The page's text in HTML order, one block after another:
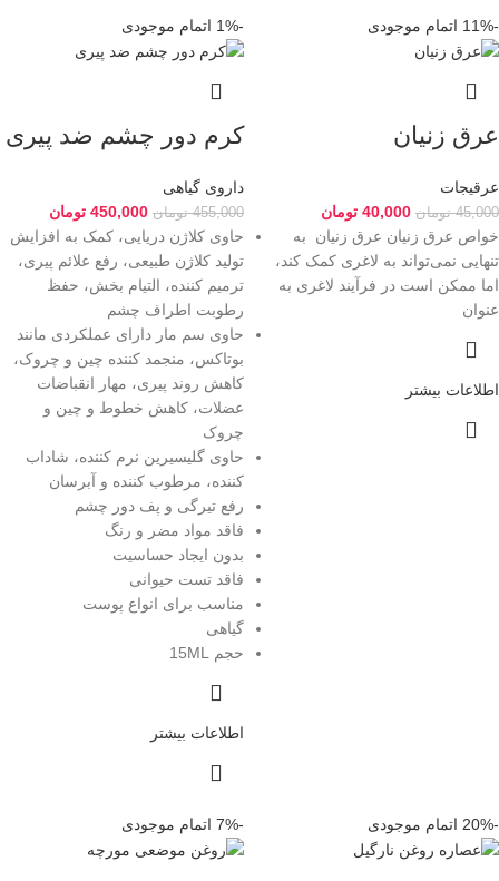
-11% اتمام موجودی
عرق زنیان
عرقیجات
45,000 تومان 40,000 تومان
خواص عرق زنیان عرق زنیان به
تنهایی نمی‌تواند به لاغری کمک کند،
اما ممکن است در فرآیند‌ لاغری به
عنوان
اطلاعات بیشتر
-1% اتمام موجودی
کرم دور چشم ضد پیری
داروی گیاهی
455,000 تومان 450,000 تومان
حاوی کلاژن دریایی، کمک به افزایش
تولید کلاژن طبیعی، رفع علائم پیری،
ترمیم کننده، التیام بخش، حفظ
رطوبت اطراف چشم
حاوی سم مار دارای عملکردی مانند
بوتاکس، منجمد کننده چین و چروک،
کاهش روند پیری، مهار انقباضات
عضلات، کاهش خطوط و چین و
چروک
حاوی گلیسیرین نرم کننده، شاداب
کننده، مرطوب کننده و آبرسان
رفع تیرگی و پف دور چشم
فاقد مواد مضر و رنگ
بدون ایجاد حساسیت
فاقد تست حیوانی
مناسب برای انواع پوست
گیاهی
حجم 15ML
اطلاعات بیشتر
-20% اتمام موجودی -7% اتمام موجودی